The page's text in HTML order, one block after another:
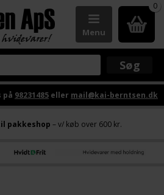
0
Menu
på 98231485 eller mail@kai-berntsen.dk
til pakkeshop – v/ køb over 600 kr.